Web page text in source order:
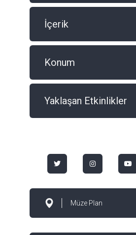
İçerik
Konum
Yaklaşan Etkinlikler
Müze Plan